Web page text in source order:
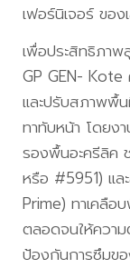
เฟอร์นิเจอร์ ขอ
เพื่อประสิทธิภาพ
GP GEN- Kote
และปรับสภาพพื้
ทาทับหน้า โดยง
รองพื้นอะครีลิค
หรือ #5951) แล
Prime) ทาเคลือ
ตลอดจนให้ความ
ป้องกันการซึมขอ